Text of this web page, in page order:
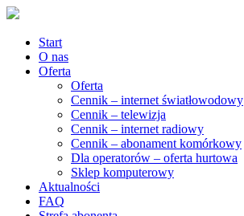
Start
O nas
Oferta
Oferta
Cennik – internet światłowodowy
Cennik – telewizja
Cennik – internet radiowy
Cennik – abonament komórkowy
Dla operatorów – oferta hurtowa
Sklep komputerowy
Aktualności
FAQ